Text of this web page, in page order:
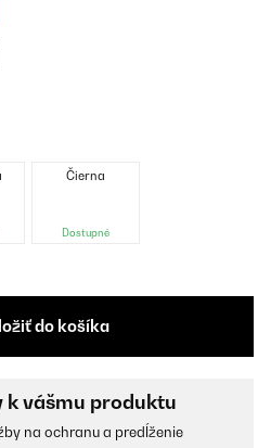
Čierna
Dostupné
do košíka
k vášmu produktu
na ochranu a predĺženie